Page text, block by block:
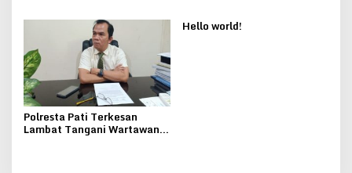
Pasien untuk Datang Lagi
Polresta Pati Terkesan
Lambat Tangani Wartawan
Hello world!